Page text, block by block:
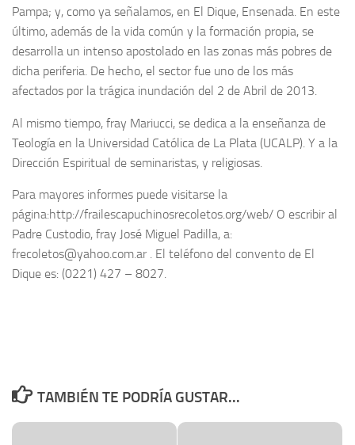
Pampa; y, como ya señalamos, en El Dique, Ensenada. En este
último, además de la vida común y la formación propia, se
desarrolla un intenso apostolado en las zonas más pobres de
dicha periferia. De hecho, el sector fue uno de los más
afectados por la trágica inundación del 2 de Abril de 2013.
Al mismo tiempo, fray Mariucci, se dedica a la enseñanza de
Teología en la Universidad Católica de La Plata (UCALP). Y a la
Dirección Espiritual de seminaristas, y religiosas.
Para mayores informes puede visitarse la
página:http://frailescapuchinosrecoletos.org/web/ O escribir al
Padre Custodio, fray José Miguel Padilla, a:
frecoletos@yahoo.com.ar . El teléfono del convento de El
Dique es: (0221) 427 – 8027.
TAMBIÉN TE PODRÍA GUSTAR...